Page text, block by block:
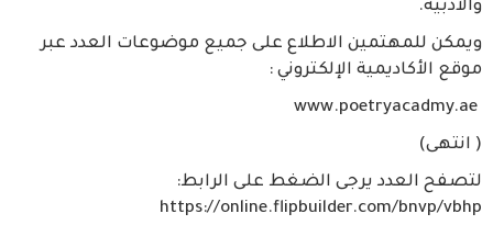
والأدبية.
ويمكن للمهتمين الاطلاع على جميع موضوعات العدد عبر
موقع الأكاديمية الإلكتروني :
( انتهى)
لتصفح العدد يرجى الضغط على الرابط:
https://online.flipbuilder.com/bnvp/vbhp